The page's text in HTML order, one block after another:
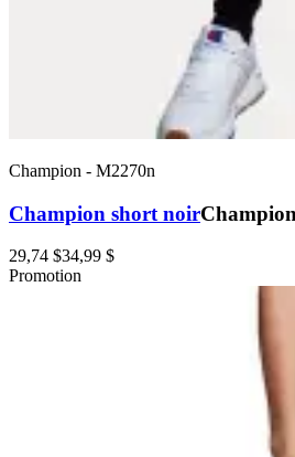
Champion - M2270n
Champion short noir
29,74 $34,99 $
Promotion